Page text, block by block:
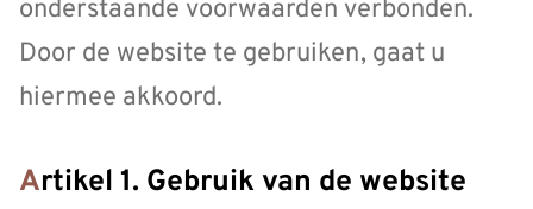
onderstaande voorwaarden verbonden.
Door de website te gebruiken, gaat u
hiermee akkoord.
Artikel 1. Gebruik van de website